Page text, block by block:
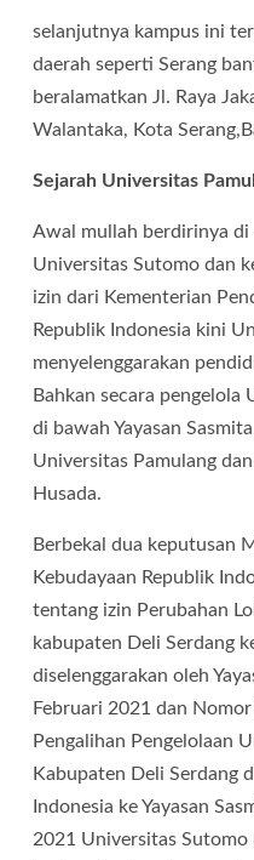
selanjutnya kampus ini
daerah seperti Serang
beralamatkan Jl. Raya
Walantaka, Kota
Sejarah Universitas
Awal mullah berdirinya di
Universitas Sutomo dan
izin dari Kementerian
Republik Indonesia kini
menyelenggarakan
Bahkan secara pengelola
di bawah Yayasan
Universitas Pamulang
Husada.
Berbekal dua keputusan
Kebudayaan Republik
tentang izin Perubahan
kabupaten Deli Serdang
diselenggarakan oleh
Februari 2021 dan
Pengalihan Pengelolaan
Kabupaten Deli Serdang
Indonesia ke Yayasan
2021 Universitas Sutomo